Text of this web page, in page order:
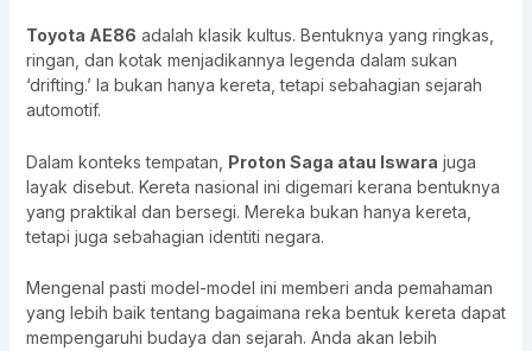
Toyota AE86 adalah klasik kultus. Bentuknya yang ringkas,
ringan, dan kotak menjadikannya legenda dalam sukan
‘drifting.’ Ia bukan hanya kereta, tetapi sebahagian sejarah
automotif.
Dalam konteks tempatan, Proton Saga atau Iswara juga
layak disebut. Kereta nasional ini digemari kerana bentuknya
yang praktikal dan bersegi. Mereka bukan hanya kereta,
tetapi juga sebahagian identiti negara.
Mengenal pasti model-model ini memberi anda pemahaman
yang lebih baik tentang bagaimana reka bentuk kereta dapat
mempengaruhi budaya dan sejarah. Anda akan lebih